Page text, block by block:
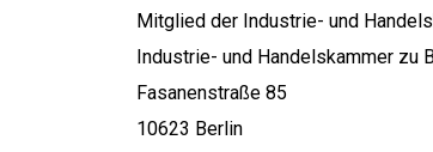
Mitglied der Industrie- und
Industrie- und Handelskammer zu
Fasanenstraße 85
10623 Berlin